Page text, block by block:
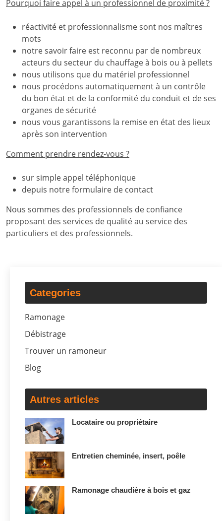
Pourquoi faire appel à un professionnel de proximité ?
réactivité et professionnalisme sont nos maîtres
mots
notre savoir faire est reconnu par de nombreux
acteurs du secteur du chauffage à bois ou à pellets
nous utilisons que du matériel professionnel
nous procédons automatiquement à un contrôle
du bon état et de la conformité du conduit et de ses
organes de sécurité
nous vous garantissons la remise en état des lieux
après son intervention
Comment prendre rendez-vous ?
sur simple appel téléphonique
depuis notre formulaire de contact
Nous sommes des professionnels de confiance
proposant des services de qualité au service des
particuliers et des professionnels.
Categories
Ramonage
Débistrage
Trouver un ramoneur
Blog
Autres articles
Locataire ou propriétaire
Entretien cheminée, insert, poêle
Ramonage chaudière à bois et gaz